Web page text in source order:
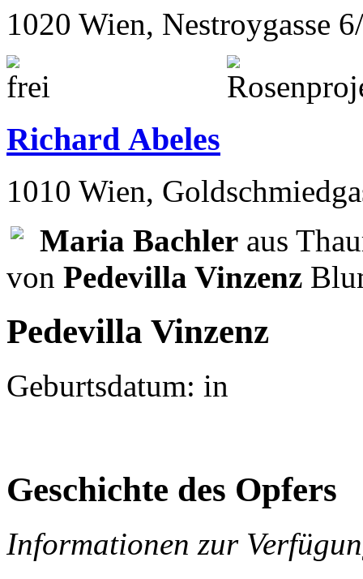
Regine Abeles
1020 Wien, Nestroygasse
Richard Abeles
Maria Bachleraus
vonPedevilla Vinzenz
Geburtsdatum: in